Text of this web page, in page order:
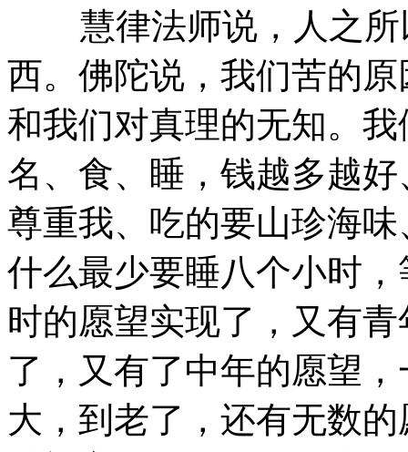
慧律法师说，人之所
西。佛陀说，我们苦的
和我们对真理的无知。
名、食、睡，钱越多越
尊重我、吃的要山珍海
什么最少要睡八个小时
时的愿望实现了，又有
了，又有了中年的愿望
大，到老了，还有无数